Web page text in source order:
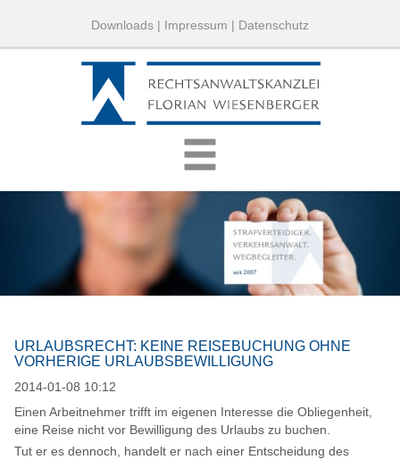
Downloads | Impressum | Datenschutz
URLAUBSRECHT: KEINE REISEBUCHUNG OHNE
VORHERIGE URLAUBSBEWILLIGUNG
2014-01-08 10:12
Einen Arbeitnehmer trifft im eigenen Interesse die Obliegenheit,
eine Reise nicht vor Bewilligung des Urlaubs zu buchen.
Tut er es dennoch, handelt er nach einer Entscheidung des